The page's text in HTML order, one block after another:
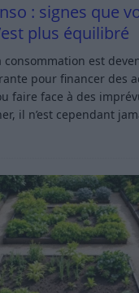
: signes que
plus équilibré
consommation est
pour financer des
faire face à des
il n’est cependant